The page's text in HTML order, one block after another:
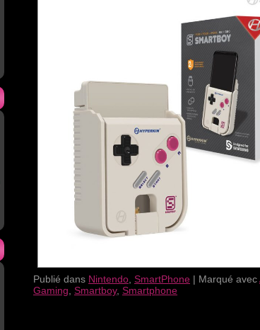
Publié dans Nintendo SmartPhone | Marqué avec
Gaming
Smartboy, Smartphone